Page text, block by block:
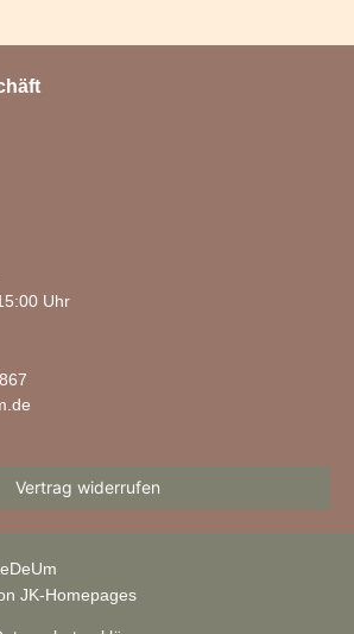
Uhr
Vertrag widerrufen
JK-Homepages